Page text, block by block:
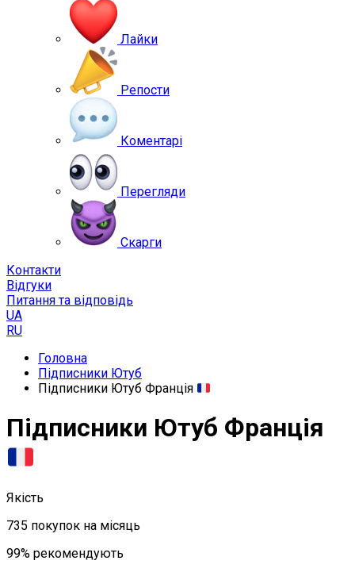
Лайки
Репости
Коментарі
Перегляди
Скарги
Контакти
Відгуки
Питання та відповідь
UA
RU
Головна
Підписники Ютуб
Підписники Ютуб Франція
Підписники Ютуб Франція
Якість
735 покупок на місяць
99% рекомендують